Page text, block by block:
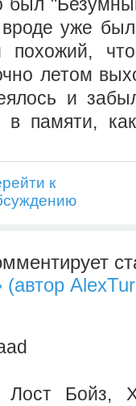
был
уже
похожий,
летом
и
в памяти,
к
Лост Бойз,